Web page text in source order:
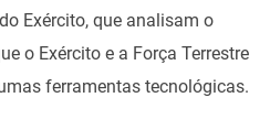
Exército, que analisam o
o Exército e a Força Terrestre
ferramentas tecnológicas.